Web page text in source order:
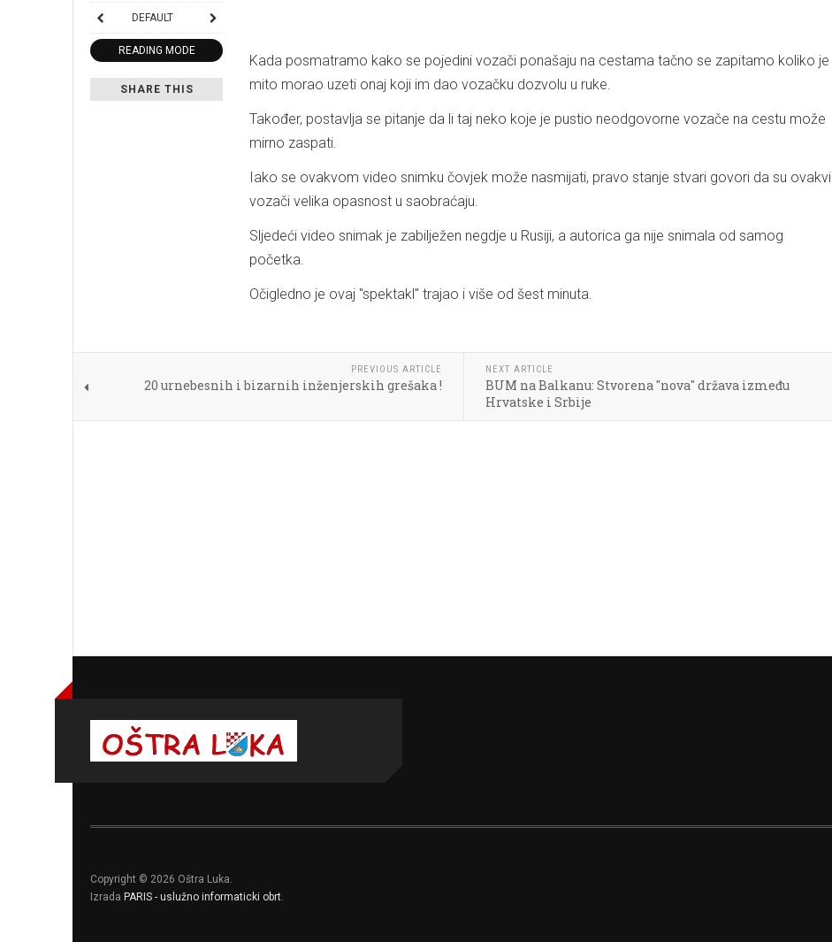
DEFAULT
READING MODE
SHARE THIS
Kada posmatramo kako se pojedini vozači ponašaju na cestama tačno se zapitamo koliko je
mito morao uzeti onaj koji im dao vozačku dozvolu u ruke.
Također, postavlja se pitanje da li taj neko koje je pustio neodgovorne vozače na cestu može
mirno zaspati.
Iako se ovakvom video snimku čovjek može nasmijati, pravo stanje stvari govori da su ovakvi
vozači velika opasnost u saobraćaju.
Sljedeći video snimak je zabilježen negdje u Rusiji, a autorica ga nije snimala od samog
početka.
Očigledno je ovaj "spektakl" trajao i više od šest minuta.
PREVIOUS ARTICLE
20 urnebesnih i bizarnih inženjerskih grešaka !
NEXT ARTICLE
BUM na Balkanu: Stvorena "nova" država između
Hrvatske i Srbije
Copyright © 2026 Oštra Luka.
Izrada PARIS - uslužno informaticki obrt.